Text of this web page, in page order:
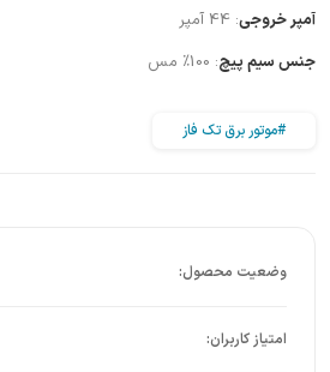
آمپر خروجی: 44 آمپر
جنس سیم پیچ: 100% مس
#موتور برق تک فاز